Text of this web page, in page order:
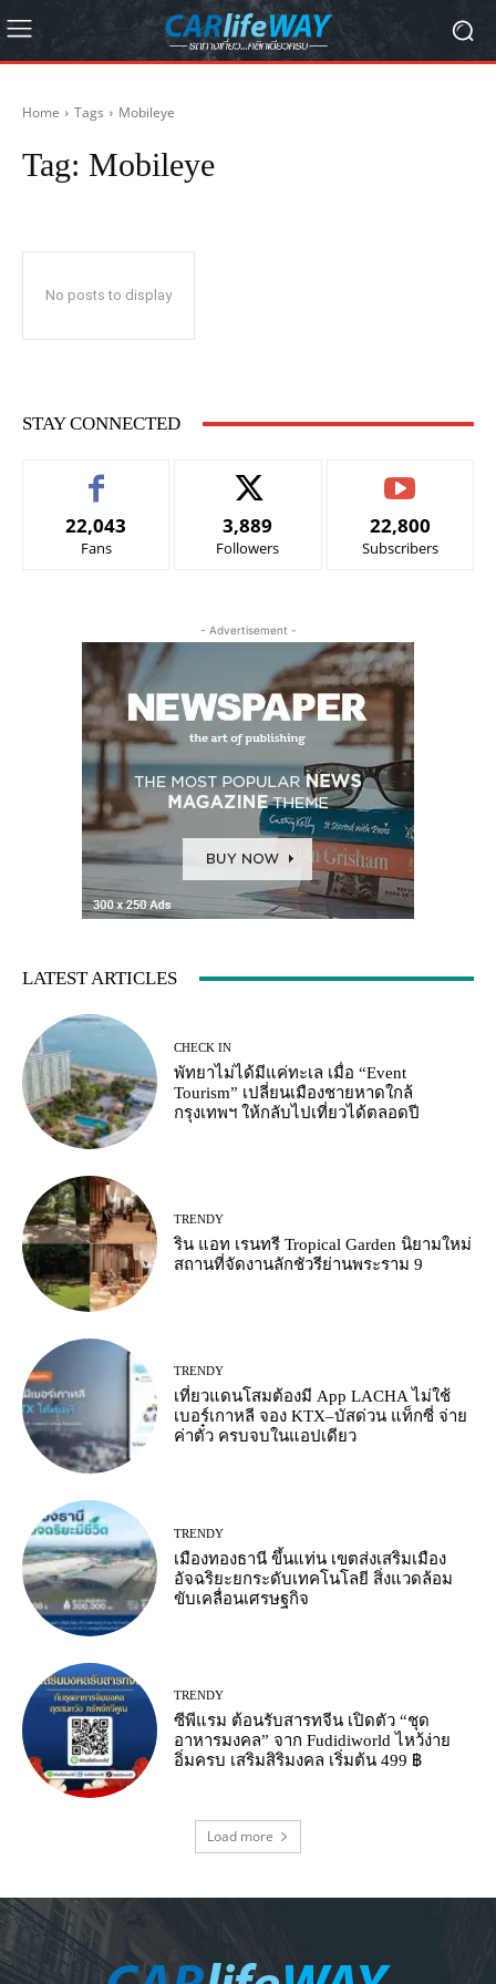
Home Tags Mobileye
Tag: Mobileye
No posts to display
STAY CONNECTED
22,043
Fans
3,889
Followers
22,800
Subscribers
- Advertisement -
LATEST ARTICLES
CHECK IN
พัทยาไม่ได้มีแค่ทะเล เมื่อ “Event
Tourism” เปลี่ยนเมืองชายหาดใกล้
กรุงเทพฯ ให้กลับไปเที่ยวได้ตลอดปี
TRENDY
ริน แอท เรนทรี Tropical Garden นิยามใหม่
สถานที่จัดงานลักชัวรีย่านพระราม 9
TRENDY
เที่ยวแดนโสมต้องมี App LACHA ไม่ใช้
เบอร์เกาหลี จอง KTX–บัสด่วน แท็กซี่ จ่าย
ค่าตั๋ว ครบจบในแอปเดียว
TRENDY
เมืองทองธานี ขึ้นแท่น เขตส่งเสริมเมือง
อัจฉริยะยกระดับเทคโนโลยี สิ่งแวดล้อม
ขับเคลื่อนเศรษฐกิจ
TRENDY
ซีพีแรม ต้อนรับสารทจีน เปิดตัว “ชุด
อาหารมงคล” จาก Fudidiworld ไหว้ง่าย
อิ่มครบ เสริมสิริมงคล เริ่มต้น 499 ฿
Load more